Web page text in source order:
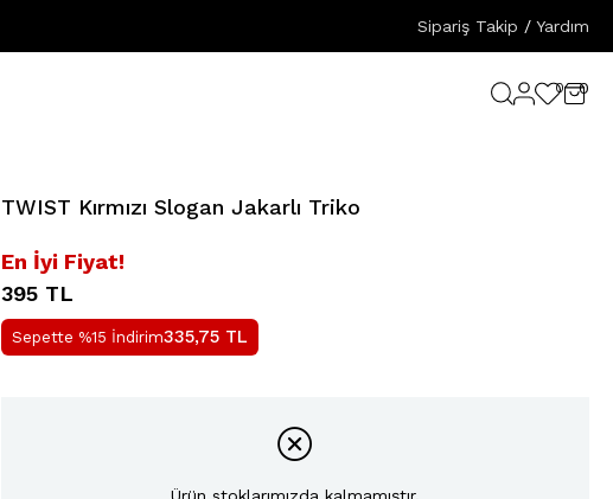
Sipariş Takip / Yardım
0 0
TWIST Kırmızı Slogan Jakarlı Triko
En İyi Fiyat!
395 TL
Sepette %15 İndirim335,75 TL
Ürün stoklarımızda kalmamıştır.